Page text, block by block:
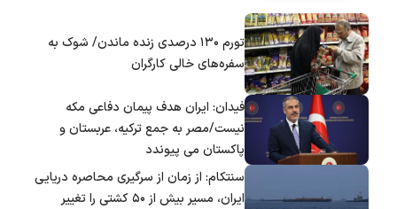
تورم ۱۳۰ درصدی زنده ماندن/ شوک به
سفره‌های خالی کارگران
فیدان: ایران هدف پیمان دفاعی مکه
نیست/مصر به جمع ترکیه، عربستان و
پاکستان می پیوندد
سنتکام: از زمان از سرگیری محاصره دریایی
ایران، مسیر بیش از ۵۰ کشتی را تغییر